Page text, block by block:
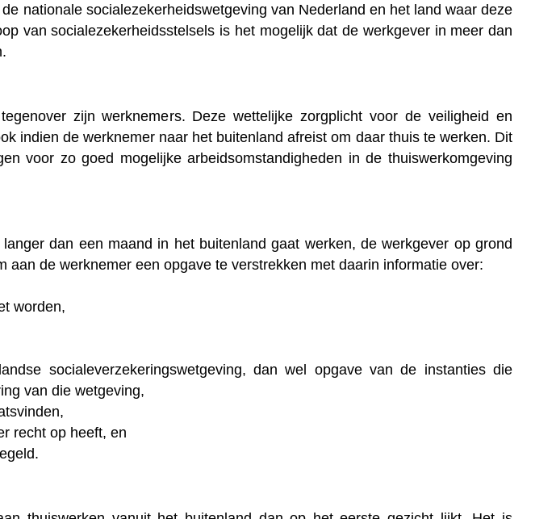
nationale socialezekerheidswetgeving van Nederland en het land waar deze
van socialezekerheidsstelsels is het mogelijk dat de werkgever in meer dan
zijn werknemers. Deze wettelijke zorgplicht voor de veiligheid en
indien de werknemer naar het buitenland afreist om daar thuis te werken. Dit
voor zo goed mogelijke arbeidsomstandigheden in de thuiswerkomgeving
dan een maand in het buitenland gaat werken, de werkgever op grond
aan de werknemer een opgave te verstrekken met daarin informatie over:
worden,
socialeverzekeringswetgeving, dan wel opgave van de instanties die
van die wetgeving,
recht op heeft, en